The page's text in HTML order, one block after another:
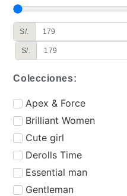
S/.
S/.
Colecciones:
⁠Apex & Force
Brilliant Women
Cute girl
Derolls Time
⁠Essential man
Gentleman